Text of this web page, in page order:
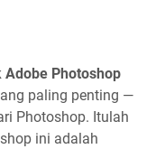
Photoshop
paling penting —
Photoshop. Itulah
ini adalah